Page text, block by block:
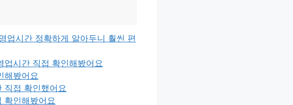
업시간 정확하게 알아두니 훨씬 편
업시간 직접 확인해봤어요
해봤어요
직접 확인했어요
확인해봤어요